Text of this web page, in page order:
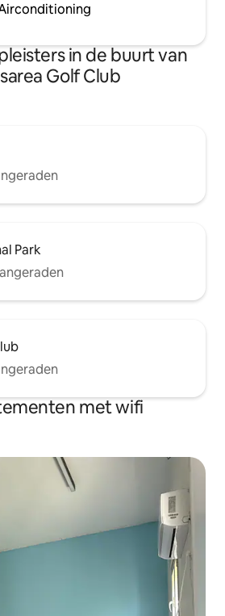
in de buurt van
Golf Club
Park
met wifi